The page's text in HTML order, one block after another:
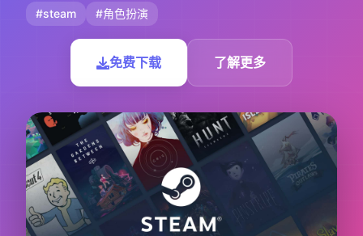
#steam #角色扮演
免费下载 了解更多